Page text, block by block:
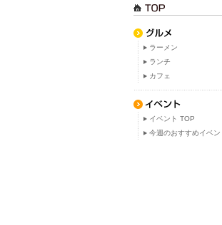
ラーメン
ランチ
カフェ
イベント TOP
今週のおすすめイベン